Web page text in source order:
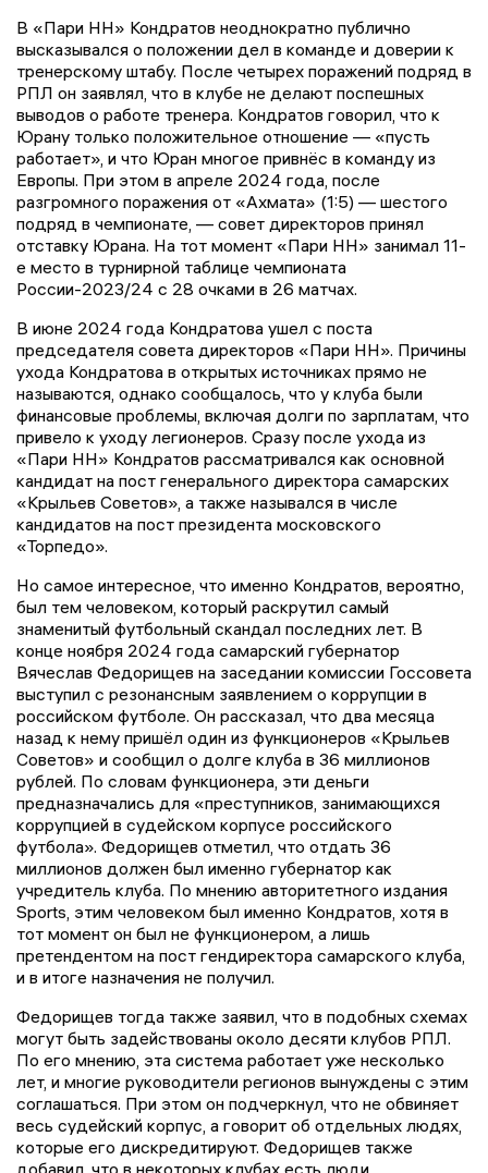
В «Пари НН» Кондратов неоднократно публично
высказывался о положении дел в команде и доверии к
тренерскому штабу. После четырех поражений подряд в
РПЛ он заявлял, что в клубе не делают поспешных
выводов о работе тренера. Кондратов говорил, что к
Юрану только положительное отношение — «пусть
работает», и что Юран многое привнёс в команду из
Европы. При этом в апреле 2024 года, после
разгромного поражения от «Ахмата» (1:5) — шестого
подряд в чемпионате, — совет директоров принял
отставку Юрана. На тот момент «Пари НН» занимал 11-
е место в турнирной таблице чемпионата
России-2023/24 с 28 очками в 26 матчах.
В июне 2024 года Кондратова ушел с поста
председателя совета директоров «Пари НН». Причины
ухода Кондратова в открытых источниках прямо не
называются, однако сообщалось, что у клуба были
финансовые проблемы, включая долги по зарплатам, что
привело к уходу легионеров. Сразу после ухода из
«Пари НН» Кондратов рассматривался как основной
кандидат на пост генерального директора самарских
«Крыльев Советов», а также назывался в числе
кандидатов на пост президента московского
«Торпедо».
Но самое интересное, что именно Кондратов, вероятно,
был тем человеком, который раскрутил самый
знаменитый футбольный скандал последних лет. В
конце ноября 2024 года самарский губернатор
Вячеслав Федорищев на заседании комиссии Госсовета
выступил с резонансным заявлением о коррупции в
российском футболе. Он рассказал, что два месяца
назад к нему пришёл один из функционеров «Крыльев
Советов» и сообщил о долге клуба в 36 миллионов
рублей. По словам функционера, эти деньги
предназначались для «преступников, занимающихся
коррупцией в судейском корпусе российского
футбола». Федорищев отметил, что отдать 36
миллионов должен был именно губернатор как
учредитель клуба. По мнению авторитетного издания
Sports, этим человеком был именно Кондратов, хотя в
тот момент он был не функционером, а лишь
претендентом на пост гендиректора самарского клуба,
и в итоге назначения не получил.
Федорищев тогда также заявил, что в подобных схемах
могут быть задействованы около десяти клубов РПЛ.
По его мнению, эта система работает уже несколько
лет, и многие руководители регионов вынуждены с этим
соглашаться. При этом он подчеркнул, что не обвиняет
весь судейский корпус, а говорит об отдельных людях,
которые его дискредитируют. Федорищев также
добавил, что в некоторых клубах есть люди,